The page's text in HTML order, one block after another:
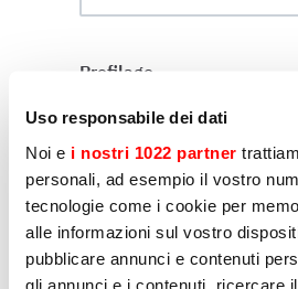
Uso responsabile dei dati
Noi e i nostri 1022 partner
personali, ad esempio il vostro
tecnologie come i cookie per
alle informazioni sul vostro
pubblicare annunci e contenuti
gli annunci e i contenuti, ricercare
Profilage
personnelles par Sirman à des
de confidentialité.
Oui
Non